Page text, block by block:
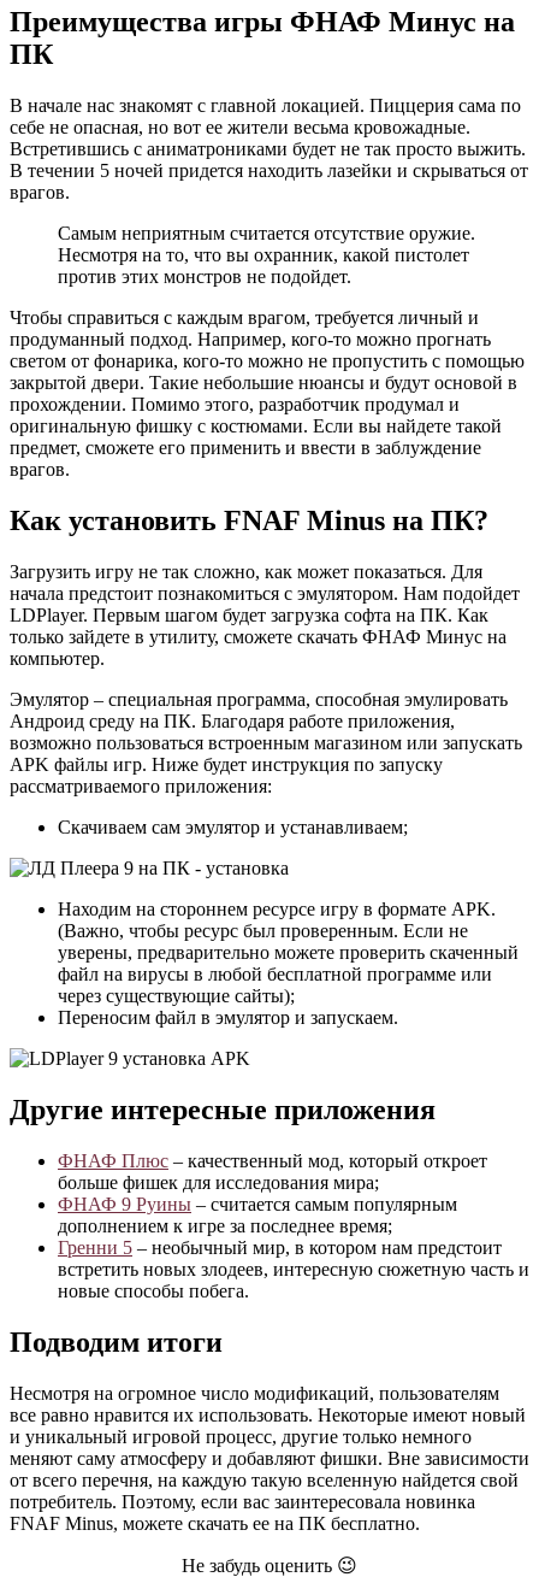
Преимущества игры ФНАФ Минус на
ПК
В начале нас знакомят с главной локацией. Пиццерия сама по
себе не опасная, но вот ее жители весьма кровожадные.
Встретившись с аниматрониками будет не так просто выжить.
В течении 5 ночей придется находить лазейки и скрываться от
врагов.
Самым неприятным считается отсутствие оружие.
Несмотря на то, что вы охранник, какой пистолет
против этих монстров не подойдет.
Чтобы справиться с каждым врагом, требуется личный и
продуманный подход. Например, кого-то можно прогнать
светом от фонарика, кого-то можно не пропустить с помощью
закрытой двери. Такие небольшие нюансы и будут основой в
прохождении. Помимо этого, разработчик продумал и
оригинальную фишку с костюмами. Если вы найдете такой
предмет, сможете его применить и ввести в заблуждение
врагов.
Как установить FNAF Minus на ПК?
Загрузить игру не так сложно, как может показаться. Для
начала предстоит познакомиться с эмулятором. Нам подойдет
LDPlayer. Первым шагом будет загрузка софта на ПК. Как
только зайдете в утилиту, сможете скачать ФНАФ Минус на
компьютер.
Эмулятор – специальная программа, способная эмулировать
Андроид среду на ПК. Благодаря работе приложения,
возможно пользоваться встроенным магазином или запускать
APK файлы игр. Ниже будет инструкция по запуску
рассматриваемого приложения:
Скачиваем сам эмулятор и устанавливаем;
Находим на стороннем ресурсе игру в формате APK.
(Важно, чтобы ресурс был проверенным. Если не
уверены, предварительно можете проверить скаченный
файл на вирусы в любой бесплатной программе или
через существующие сайты);
Переносим файл в эмулятор и запускаем.
Другие интересные приложения
ФНАФ Плюс – качественный мод, который откроет
больше фишек для исследования мира;
ФНАФ 9 Руины – считается самым популярным
дополнением к игре за последнее время;
Гренни 5 – необычный мир, в котором нам предстоит
встретить новых злодеев, интересную сюжетную часть и
новые способы побега.
Подводим итоги
Несмотря на огромное число модификаций, пользователям
все равно нравится их использовать. Некоторые имеют новый
и уникальный игровой процесс, другие только немного
меняют саму атмосферу и добавляют фишки. Вне зависимости
от всего перечня, на каждую такую вселенную найдется свой
потребитель. Поэтому, если вас заинтересовала новинка
FNAF Minus, можете скачать ее на ПК бесплатно.
Не забудь оценить 😉